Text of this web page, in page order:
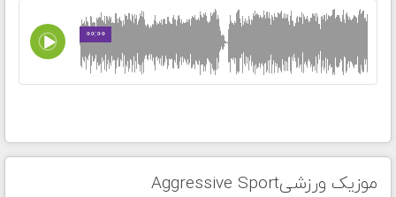
00:00
موزیک ورزشیAggressive Sport